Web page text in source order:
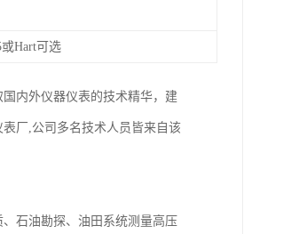
或Hart可选
内外仪器仪表的技术精华，建
厂,公司多名技术人员皆来自该
石油勘探、油田系统测量高压